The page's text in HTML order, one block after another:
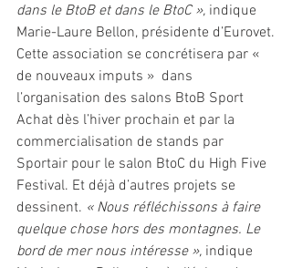
dans le BtoB et dans le BtoC », indique
Marie-Laure Bellon, présidente d’Eurovet.
Cette association se concrétisera par «
de nouveaux imputs »  dans
l’organisation des salons BtoB Sport
Achat dès l’hiver prochain et par la
commercialisation de stands par
Sportair pour le salon BtoC du High Five
Festival. Et déjà d’autres projets se
dessinent. « Nous réfléchissons à faire
quelque chose hors des montagnes. Le
bord de mer nous intéresse », indique